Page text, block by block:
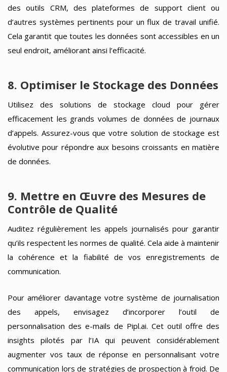
des outils CRM, des plateformes de support client ou
d’autres systèmes pertinents pour un flux de travail unifié.
Cela garantit que toutes les données sont accessibles en un
seul endroit, améliorant ainsi l’efficacité.
8. Optimiser le Stockage des Données
Utilisez des solutions de stockage cloud pour gérer
efficacement les grands volumes de données de journaux
d’appels. Assurez-vous que votre solution de stockage est
évolutive pour répondre aux besoins croissants en matière
de données.
9. Mettre en Œuvre des Mesures de
Contrôle de Qualité
Auditez régulièrement les appels journalisés pour garantir
qu’ils respectent les normes de qualité. Cela aide à maintenir
la cohérence et la fiabilité de vos enregistrements de
communication.
Pour améliorer davantage votre système de journalisation
des appels, envisagez d’incorporer l’outil de
personnalisation des e-mails de Pipl.ai. Cet outil offre des
insights pilotés par l’IA qui peuvent considérablement
augmenter vos taux de réponse en personnalisant votre
communication lors de stratégies de prospection à froid. De